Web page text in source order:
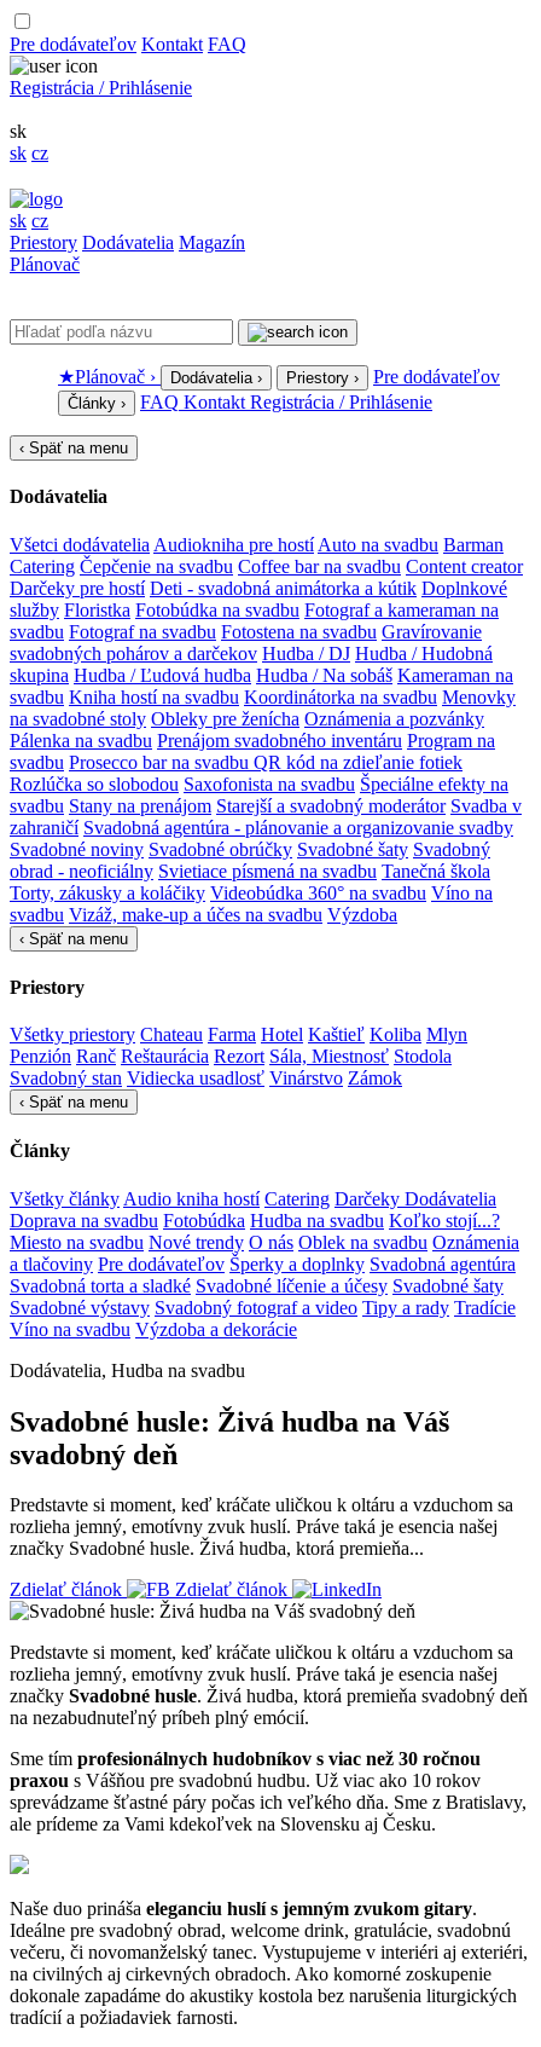
Pre dodávateľov Kontakt FAQ
Registrácia / Prihlásenie
sk
sk cz
sk cz
Priestory Dodávatelia Magazín
Plánovač
★Plánovač › Dodávatelia › Priestory › Pre dodávateľov
Články › FAQ Kontakt Registrácia / Prihlásenie
‹ Späť na menu
Dodávatelia
Všetci dodávatelia Audiokniha pre hostí Auto na svadbu Barman
Catering Čepčenie na svadbu Coffee bar na svadbu Content creator
Darčeky pre hostí Deti - svadobná animátorka a kútik Doplnkové
služby Floristka Fotobúdka na svadbu Fotograf a kameraman na
svadbu Fotograf na svadbu Fotostena na svadbu Gravírovanie
svadobných pohárov a darčekov Hudba / DJ Hudba / Hudobná
skupina Hudba / Ľudová hudba Hudba / Na sobáš Kameraman na
svadbu Kniha hostí na svadbu Koordinátorka na svadbu Menovky
na svadobné stoly Obleky pre ženícha Oznámenia a pozvánky
Pálenka na svadbu Prenájom svadobného inventáru Program na
svadbu Prosecco bar na svadbu QR kód na zdieľanie fotiek
Rozlúčka so slobodou Saxofonista na svadbu Špeciálne efekty na
svadbu Stany na prenájom Starejší a svadobný moderátor Svadba v
zahraničí Svadobná agentúra - plánovanie a organizovanie svadby
Svadobné noviny Svadobné obrúčky Svadobné šaty Svadobný
obrad - neoficiálny Svietiace písmená na svadbu Tanečná škola
Torty, zákusky a koláčiky Videobúdka 360° na svadbu Víno na
svadbu Vizáž, make-up a účes na svadbu Výzdoba
‹ Späť na menu
Priestory
Všetky priestory Chateau Farma Hotel Kaštieľ Koliba Mlyn
Penzión Ranč Reštaurácia Rezort Sála, Miestnosť Stodola
Svadobný stan Vidiecka usadlosť Vinárstvo Zámok
‹ Späť na menu
Články
Všetky články Audio kniha hostí Catering Darčeky Dodávatelia
Doprava na svadbu Fotobúdka Hudba na svadbu Koľko stojí...?
Miesto na svadbu Nové trendy O nás Oblek na svadbu Oznámenia
a tlačoviny Pre dodávateľov Šperky a doplnky Svadobná agentúra
Svadobná torta a sladké Svadobné líčenie a účesy Svadobné šaty
Svadobné výstavy Svadobný fotograf a video Tipy a rady Tradície
Víno na svadbu Výzdoba a dekorácie
Dodávatelia, Hudba na svadbu
Svadobné husle: Živá hudba na Váš
svadobný deň
Predstavte si moment, keď kráčate uličkou k oltáru a vzduchom sa
rozlieha jemný, emotívny zvuk huslí. Práve taká je esencia našej
značky Svadobné husle. Živá hudba, ktorá premieňa...
Zdielať článok
Zdielať článok
Predstavte si moment, keď kráčate uličkou k oltáru a vzduchom sa
rozlieha jemný, emotívny zvuk huslí. Práve taká je esencia našej
značky Svadobné husle. Živá hudba, ktorá premieňa svadobný deň
na nezabudnuteľný príbeh plný emócií.
Sme tím profesionálnych hudobníkov s viac než 30 ročnou
praxou s Vášňou pre svadobnú hudbu. Už viac ako 10 rokov
sprevádzame šťastné páry počas ich veľkého dňa. Sme z Bratislavy,
ale prídeme za Vami kdekoľvek na Slovensku aj Česku.
Naše duo prináša eleganciu huslí s jemným zvukom gitary.
Ideálne pre svadobný obrad, welcome drink, gratulácie, svadobnú
večeru, či novomanželský tanec. Vystupujeme v interiéri aj exteriéri,
na civilných aj cirkevných obradoch. Ako komorné zoskupenie
dokonale zapadáme do akustiky kostola bez narušenia liturgických
tradícií a požiadaviek farnosti.